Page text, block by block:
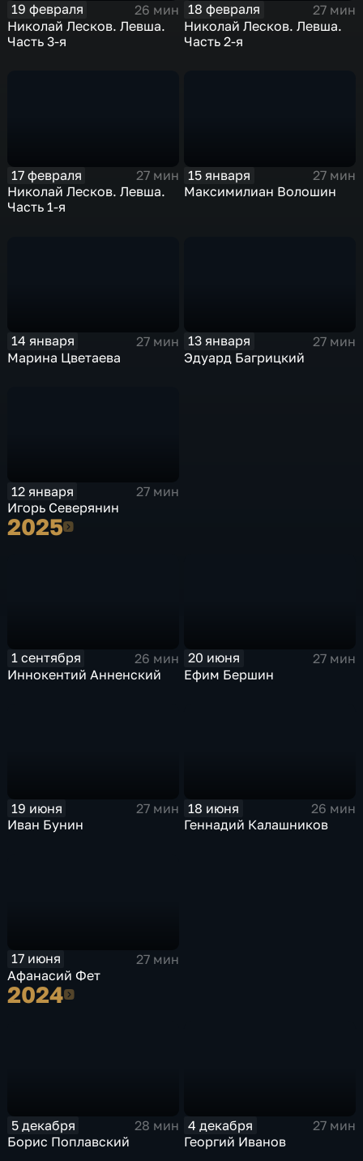
19 февраля
26 мин
Николай Лесков. Левша.
Часть 3-я
18 февраля
27 мин
Николай Лесков. Левша.
Часть 2-я
17 февраля
27 мин
Николай Лесков. Левша.
Часть 1-я
15 января
27 мин
Максимилиан Волошин
14 января
27 мин
Марина Цветаева
13 января
27 мин
Эдуард Багрицкий
12 января
27 мин
Игорь Северянин
20252025
1 сентября
26 мин
Иннокентий Анненский
20 июня
27 мин
Ефим Бершин
19 июня
27 мин
Иван Бунин
18 июня
26 мин
Геннадий Калашников
17 июня
27 мин
Афанасий Фет
20242024
5 декабря
28 мин
Борис Поплавский
4 декабря
27 мин
Георгий Иванов